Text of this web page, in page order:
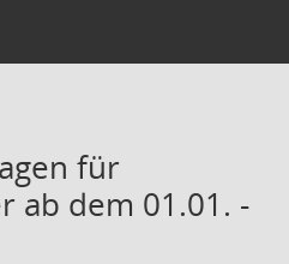
für
ab dem 01.01. -